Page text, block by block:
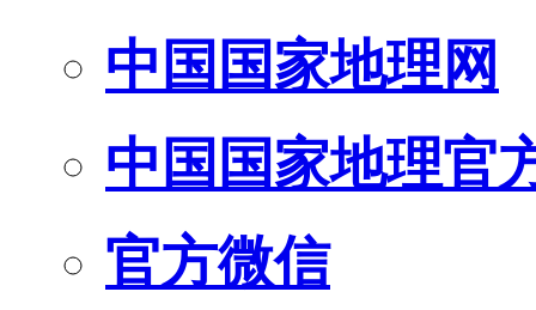
中国国家地理网
中国国家地理官
官方微信